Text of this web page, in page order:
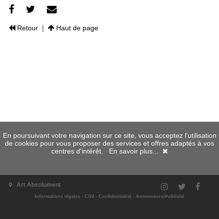
Retour| Haut de page
Art Absolument
Informations légales - CGV - Confidentialité - Annonceurs/Publicité
En poursuivant votre navigation sur ce site, vous acceptez l'utilisation
de cookies pour vous proposer des services et offres adaptés à vos
centres d'intérêt. En savoir plus...